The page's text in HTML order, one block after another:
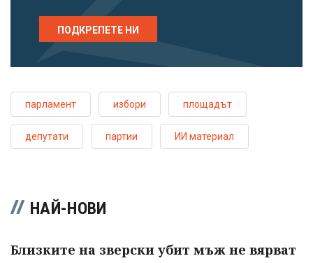
ПОДКРЕПЕТЕ НИ
парламент избори площадът
депутати партии ИИ материал
НАЙ-НОВИ
Близките на зверски убит мъж не вярват